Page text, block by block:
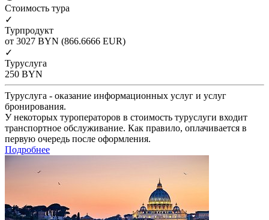
Cтоимость тура
✓
Турпродукт
от 3027 BYN (866.6666 EUR)
✓
Туруслуга
250 BYN
Туруслуга - оказание информационных услуг и услуг
бронирования.
У некоторых туроператоров в стоимость туруслуги входит
транспортное обслуживание. Как правило, оплачивается в
первую очередь после оформления.
Подробнее